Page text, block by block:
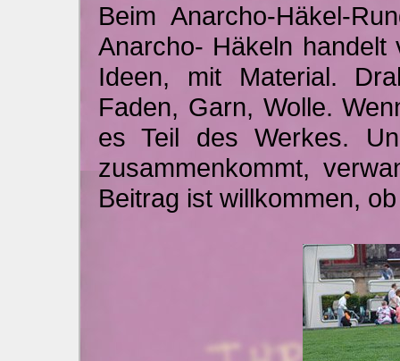
Beim Anarcho-Häkel-
Anarcho- Häkeln
Ideen, mit Material.
Faden, Garn, Wolle.
es Teil des Werkes.
zusammenkommt,
Beitrag ist willkommen,